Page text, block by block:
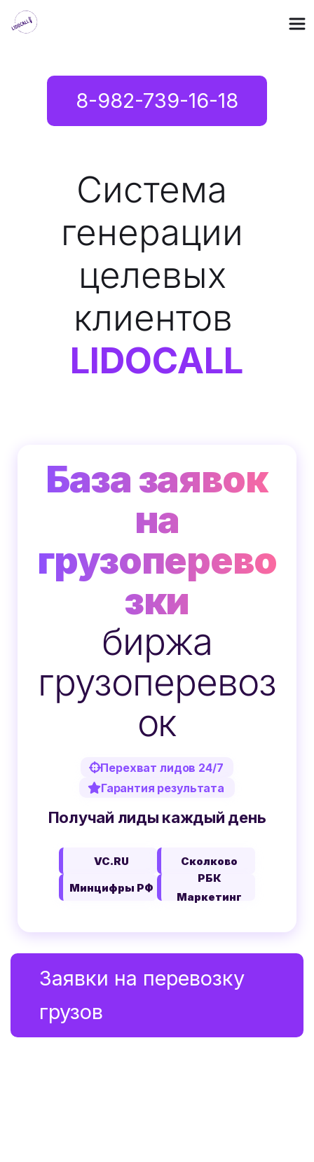
8-982-739-16-18
Система
генерации
целевых
клиентов
LIDOCALL
База заявок
на
грузоперево
зки
биржа
грузоперевоз
ок
Перехват лидов 24/7
Гарантия результата
Получай лиды каждый день
VC.RU
Сколково
Минцифры РФ
РБК
Маркетинг
Заявки на перевозку
грузов